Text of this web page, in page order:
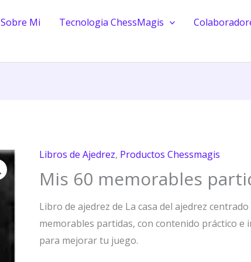
Sobre Mi Tecnologia ChessMagis
Libros de Ajedrez, Productos Chessmagis
Mis 60 memorables
Libro de ajedrez de La casa del ajedrez
memorables partidas, con contenido práctico e
para mejorar tu juego.
Mis
60
partidas
cantidad
cantidad